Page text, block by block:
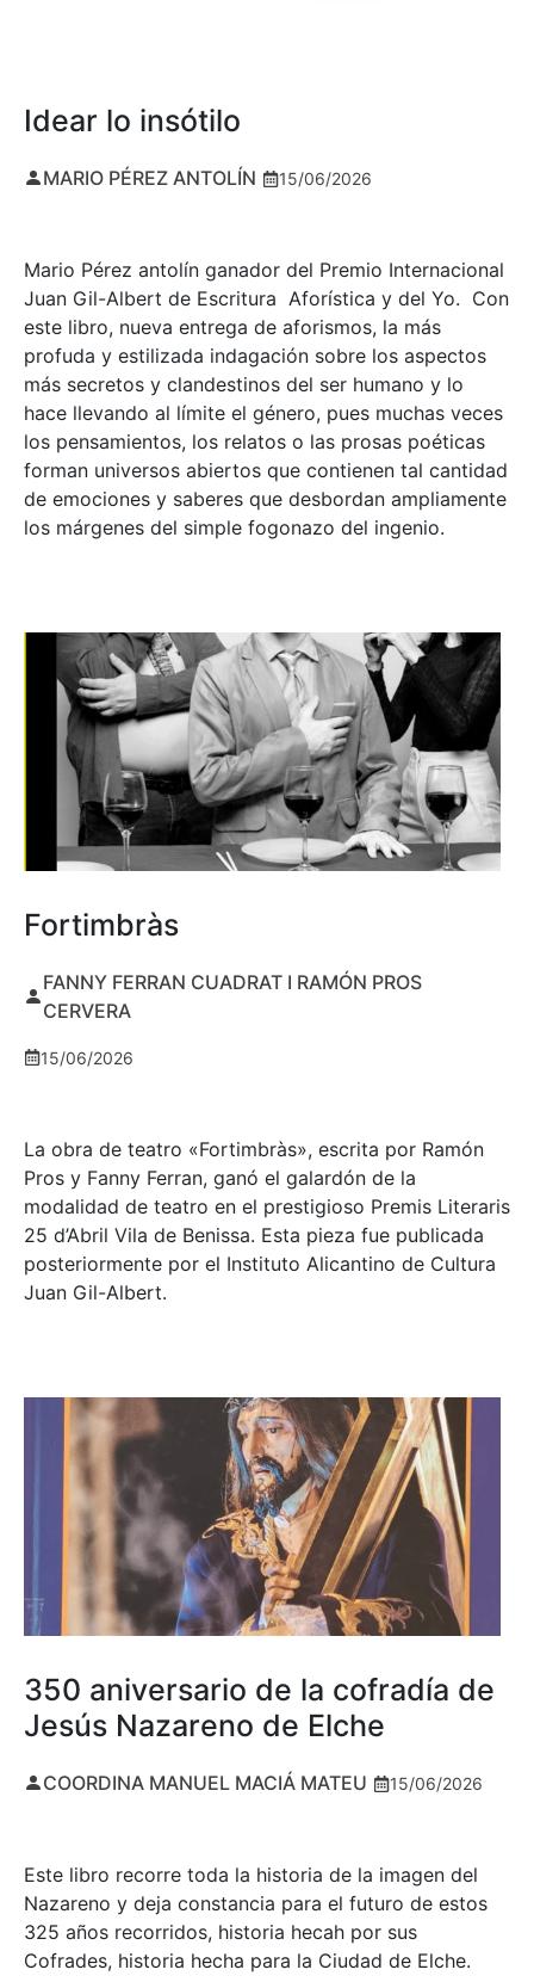
Idear lo insótilo
MARIO PÉREZ ANTOLÍN 15/06/2026
Mario Pérez antolín ganador del Premio Internacional
Juan Gil-Albert de Escritura Aforística y del Yo. Con
este libro, nueva entrega de aforismos, la más
profuda y estilizada indagación sobre los aspectos
más secretos y clandestinos del ser humano y lo
hace llevando al límite el género, pues muchas veces
los pensamientos, los relatos o las prosas poéticas
forman universos abiertos que contienen tal cantidad
de emociones y saberes que desbordan ampliamente
los márgenes del simple fogonazo del ingenio.
Fortimbràs
FANNY FERRAN CUADRAT I RAMÓN PROS
CERVERA
15/06/2026
La obra de teatro «Fortimbràs», escrita por Ramón
Pros y Fanny Ferran, ganó el galardón de la
modalidad de teatro en el prestigioso Premis Literaris
25 d’Abril Vila de Benissa. Esta pieza fue publicada
posteriormente por el Instituto Alicantino de Cultura
Juan Gil-Albert.
350 aniversario de la cofradía de
Jesús Nazareno de Elche
COORDINA MANUEL MACIÁ MATEU 15/06/2026
Este libro recorre toda la historia de la imagen del
Nazareno y deja constancia para el futuro de estos
325 años recorridos, historia hecah por sus
Cofrades, historia hecha para la Ciudad de Elche.